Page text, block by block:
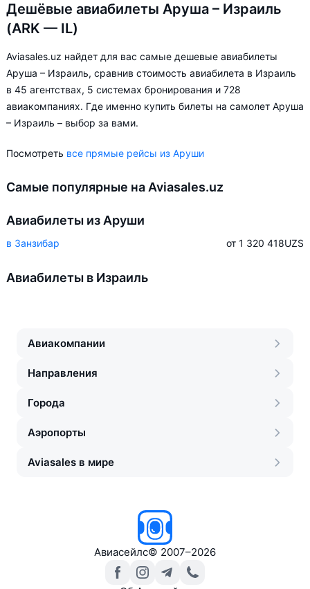
Дешёвые авиабилеты Аруша – Израиль
(ARK — IL)
Aviasales.uz найдет для вас самые дешевые авиабилеты
Аруша – Израиль, сравнив стоимость авиабилета в Израиль
в 45 агентствах, 5 системах бронирования и 728
авиакомпаниях. Где именно купить билеты на самолет Аруша
– Израиль – выбор за вами.
Посмотреть все прямые рейсы из Аруши
Самые популярные на Aviasales.uz
Авиабилеты из Аруши
в Занзибар от 1 320 418UZS
Авиабилеты в Израиль
Авиакомпании
Направления
Города
Аэропорты
Aviasales в мире
Авиасейлс© 2007–2026